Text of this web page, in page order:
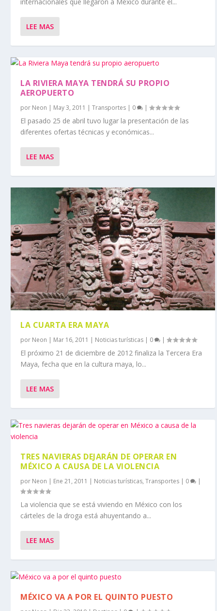
internacionales que llegaron a México durante el...
LEE MAS
LA RIVIERA MAYA TENDRÁ SU PROPIO
AEROPUERTO
por Neon | May 3, 2011 |Transportes | 0 |
El pasado 25 de abril tuvo lugar la presentación de las
diferentes ofertas técnicas y económicas...
LEE MAS
LA CUARTA ERA MAYA
por Neon | Mar 16, 2011 | Noticias turísticas | 0 |
El próximo 21 de diciembre de 2012 finaliza la Tercera Era
Maya, fecha que en la cultura maya, lo...
LEE MAS
TRES NAVIERAS DEJARÁN DE OPERAR EN
MÉXICO A CAUSA DE LA VIOLENCIA
por Neon | Ene 21, 2011 | Noticias turísticas,Transportes | 0 |
La violencia que se está viviendo en México con los
cárteles de la droga está ahuyentando a...
LEE MAS
MÉXICO VA A POR EL QUINTO PUESTO